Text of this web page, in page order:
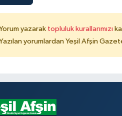
yazarak topluluk kurallarımızı
yorumlardan Yeşil Afşin